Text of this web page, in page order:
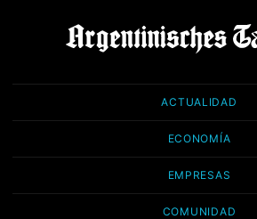
ACTUALIDAD
ECONOMÍA
EMPRESAS
COMUNIDAD